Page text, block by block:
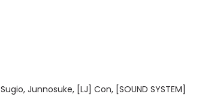
Junnosuke, [LJ] Con, [SOUND SYSTEM]
発中！音